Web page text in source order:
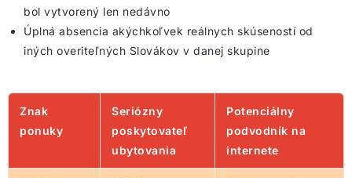
bol vytvorený len nedávno
Úplná absencia akýchkoľvek reálnych skúseností od
iných overiteľných Slovákov v danej skupine
Znak
ponuky
Seriózny
poskytovateľ
ubytovania
Potenciálny
podvodník na
internete